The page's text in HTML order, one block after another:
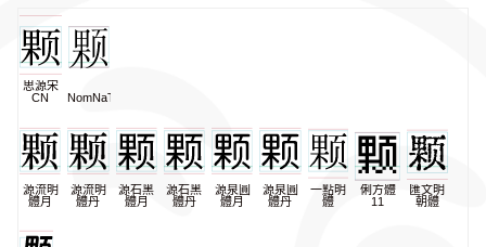
思源宋
CN
NomNaTong
源流明
體月
源流明
體丹
源石黑
體月
源石黑
體丹
源泉圓
體月
源泉圓
體丹
一點明
體
俐方體
11
匯文明
朝體